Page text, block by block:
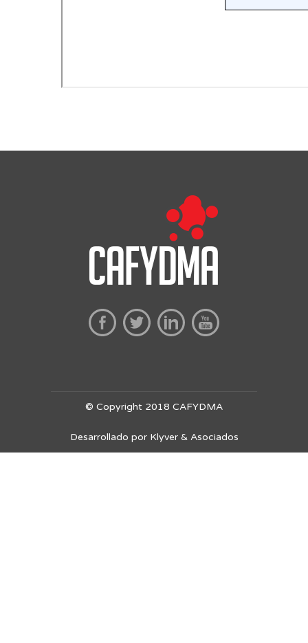
© Copyright 2018 CAFYDMA
Desarrollado por Klyver & Asociados